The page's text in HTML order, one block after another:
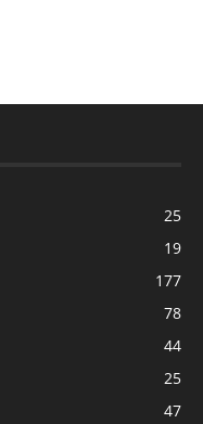
25
19
177
78
44
25
47